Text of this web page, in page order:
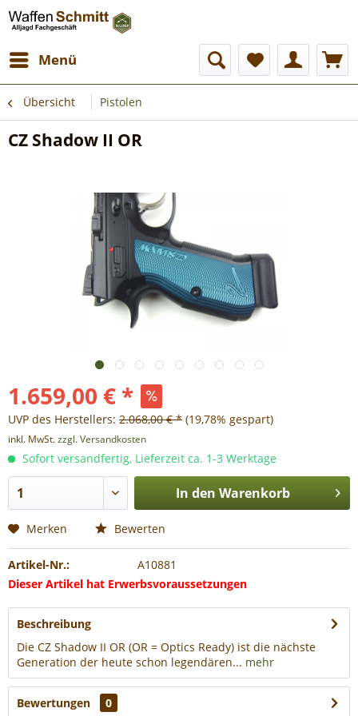
Menü
Übersicht Pistolen
CZ Shadow II OR
1.659,00 € *
UVP des Herstellers: 2.068,00 € * (19,78% gespart)
inkl. MwSt.zzgl. Versandkosten
Sofort versandfertig, Lieferzeit ca. 1-3 Werktage
In den Warenkorb
Merken Bewerten
Artikel-Nr.:
A10881
Dieser Artikel hat Erwerbsvoraussetzungen
Beschreibung
Die CZ Shadow II OR (OR = Optics Ready) ist die nächste
Generation der heute schon legendären... mehr
Bewertungen 0